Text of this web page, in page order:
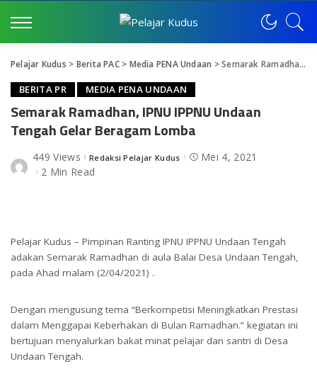
Pelajar Kudus > Berita PAC> Media PENA Undaan >Semarak Ramadhan, IPNU IPPNU Undaan Tengah Gelar Beragam Lomba
BERITA PR MEDIA PENA UNDAAN
Semarak Ramadhan, IPNU IPPNU Undaan
Tengah Gelar Beragam Lomba
449 ViewsPosted
by
Redaksi Pelajar Kudus
Mei 4, 2021
2 Min Read
Pelajar Kudus – Pimpinan Ranting IPNU IPPNU Undaan Tengah
adakan Semarak Ramadhan di aula Balai Desa Undaan Tengah,
pada Ahad malam (2/04/2021) .
Dengan mengusung tema “Berkompetisi Meningkatkan Prestasi
dalam Menggapai Keberhakan di Bulan Ramadhan.” kegiatan ini
bertujuan menyalurkan bakat minat pelajar dan santri di Desa
Undaan Tengah.